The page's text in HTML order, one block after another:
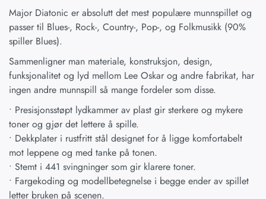
Major Diatonic er absolutt det mest populære munnspillet og
passer til Blues-, Rock-, Country-, Pop-, og Folkmusikk (90%
spiller Blues).
Sammenligner man materiale, konstruksjon, design,
funksjonalitet og lyd mellom Lee Oskar og andre fabrikat, har
ingen andre munnspill så mange fordeler som disse.
• Presisjonsstøpt lydkammer av plast gir sterkere og mykere
toner og gjør det lettere å spille.
• Dekkplater i rustfritt stål designet for å ligge komfortabelt
mot leppene og med tanke på tonen.
• Stemt i 441 svingninger som gir klarere toner.
• Fargekoding og modellbetegnelse i begge ender av spillet
letter bruken på scenen.